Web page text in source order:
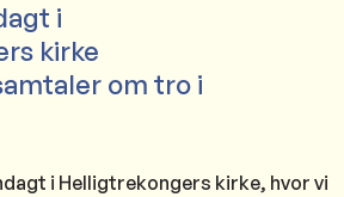
i
kirke
om tro i
i Helligtrekongers kirke, hvor vi